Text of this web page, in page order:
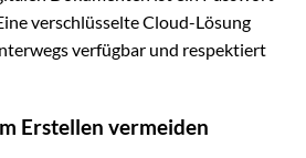
verschlüsselte Cloud-Lösung
verfügbar und respektiert
Erstellen vermeiden